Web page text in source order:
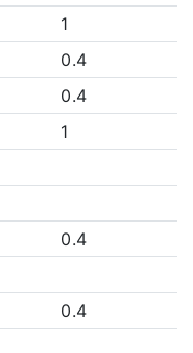
1
0.4
0.4
1
0.4
0.4